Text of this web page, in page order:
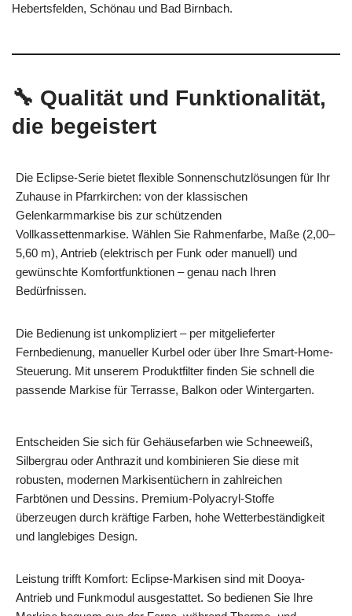
Hebertsfelden, Schönau und Bad Birnbach.
🔧 Qualität und Funktionalität,
die begeistert
Die Eclipse-Serie bietet flexible Sonnenschutzlösungen für Ihr
Zuhause in Pfarrkirchen: von der klassischen
Gelenkarmmarkise bis zur schützenden
Vollkassettenmarkise. Wählen Sie Rahmenfarbe, Maße (2,00–
5,60 m), Antrieb (elektrisch per Funk oder manuell) und
gewünschte Komfortfunktionen – genau nach Ihren
Bedürfnissen.
Die Bedienung ist unkompliziert – per mitgelieferter
Fernbedienung, manueller Kurbel oder über Ihre Smart-Home-
Steuerung. Mit unserem Produktfilter finden Sie schnell die
passende Markise für Terrasse, Balkon oder Wintergarten.
Entscheiden Sie sich für Gehäusefarben wie Schneeweiß,
Silbergrau oder Anthrazit und kombinieren Sie diese mit
robusten, modernen Markisentüchern in zahlreichen
Farbtönen und Dessins. Premium-Polyacryl-Stoffe
überzeugen durch kräftige Farben, hohe Wetterbeständigkeit
und langlebiges Design.
Leistung trifft Komfort: Eclipse-Markisen sind mit Dooya-
Antrieb und Funkmodul ausgestattet. So bedienen Sie Ihre